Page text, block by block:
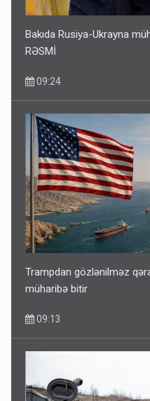
Bakıda Rusiya-Ukrayna
RƏSMİ
09:24
Trampdan gözlənilməz
müharibə bitir
09:13